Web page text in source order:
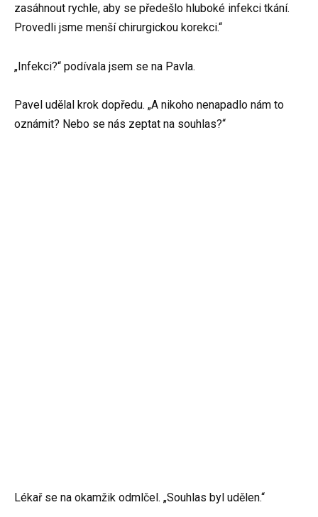
zasáhnout rychle, aby se předešlo hluboké infekci tkání.
Provedli jsme menší chirurgickou korekci.“
„Infekci?“ podívala jsem se na Pavla.
Pavel udělal krok dopředu. „A nikoho nenapadlo nám to
oznámit? Nebo se nás zeptat na souhlas?“
Lékař se na okamžik odmlčel. „Souhlas byl udělen.“